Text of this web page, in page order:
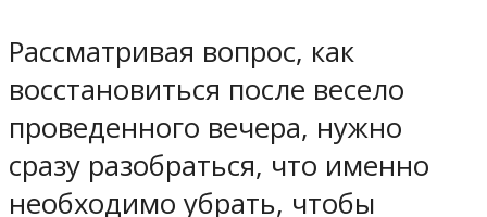
Рассматривая вопрос, как
восстановиться после весело
проведенного вечера, нужно
сразу разобраться, что именно
необходимо убрать, чтобы